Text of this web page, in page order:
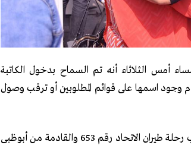
أمس الثلاثاء أنه تم السماح بدخول الكاتبة
اسمها على قوائم المطلوبين أو ترقب وصول
وقالت المصادر إنه أثناء إنهاء إجراءات جوازات ركاب رحلة طيران الاتحاد رقم 653 والقادمة من أبوظبى